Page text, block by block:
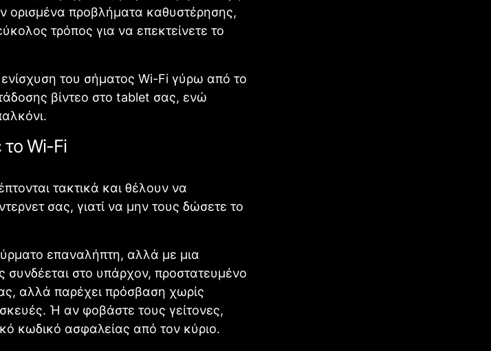
ορισμένα προβλήματα καθυστέρησης,
τρόπος για να επεκτείνετε το
του σήματος Wi-Fi γύρω από το
βίντεο στο tablet σας, ενώ
το Wi-Fi
τακτικά και θέλουν να
σας, γιατί να μην τους δώσετε το
επαναλήπτη, αλλά με μια
στο υπάρχον, προστατευμένο
αλλά παρέχει πρόσβαση χωρίς
Ή αν φοβάστε τους γείτονες,
κωδικό ασφαλείας από τον κύριο.